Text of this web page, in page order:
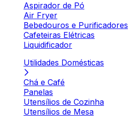
Aspirador de Pó
Air Fryer
Bebedouros e Purificadores
Cafeteiras Elétricas
Liquidificador
Utilidades Domésticas
Chá e Café
Panelas
Utensílios de Cozinha
Utensílios de Mesa